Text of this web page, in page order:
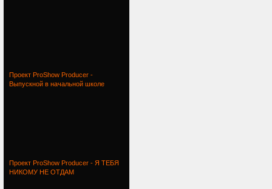
Проект ProShow Producer -
Выпускной в начальной школе
Проект ProShow Producer - Я ТЕБЯ
НИКОМУ НЕ ОТДАМ